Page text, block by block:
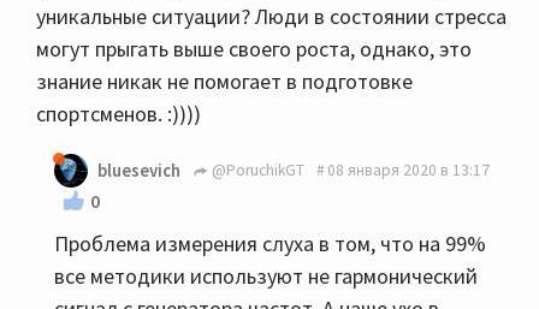
уникальные ситуации? Люди в состоянии стресса
могут прыгать выше своего роста, однако, это
знание никак не помогает в подготовке
спортсменов. :))))
bluesevich @PoruchikGT 08 января 2020 в 13:17
0
Проблема измерения слуха в том, что на 99%
все методики используют не гармонический